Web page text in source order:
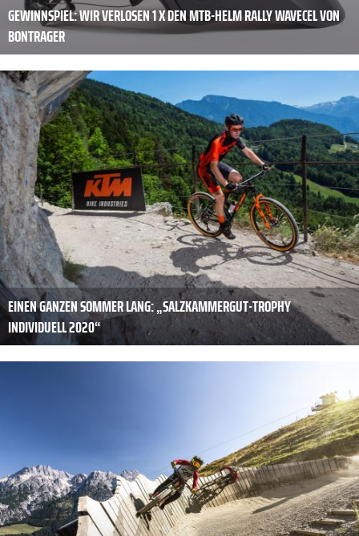
GEWINNSPIEL: WIR VERLOSEN 1 X DEN MTB-HELM RALLY WAVECEL VON
BONTRAGER
EINEN GANZEN SOMMER LANG: „SALZKAMMERGUT-TROPHY
INDIVIDUELL 2020“